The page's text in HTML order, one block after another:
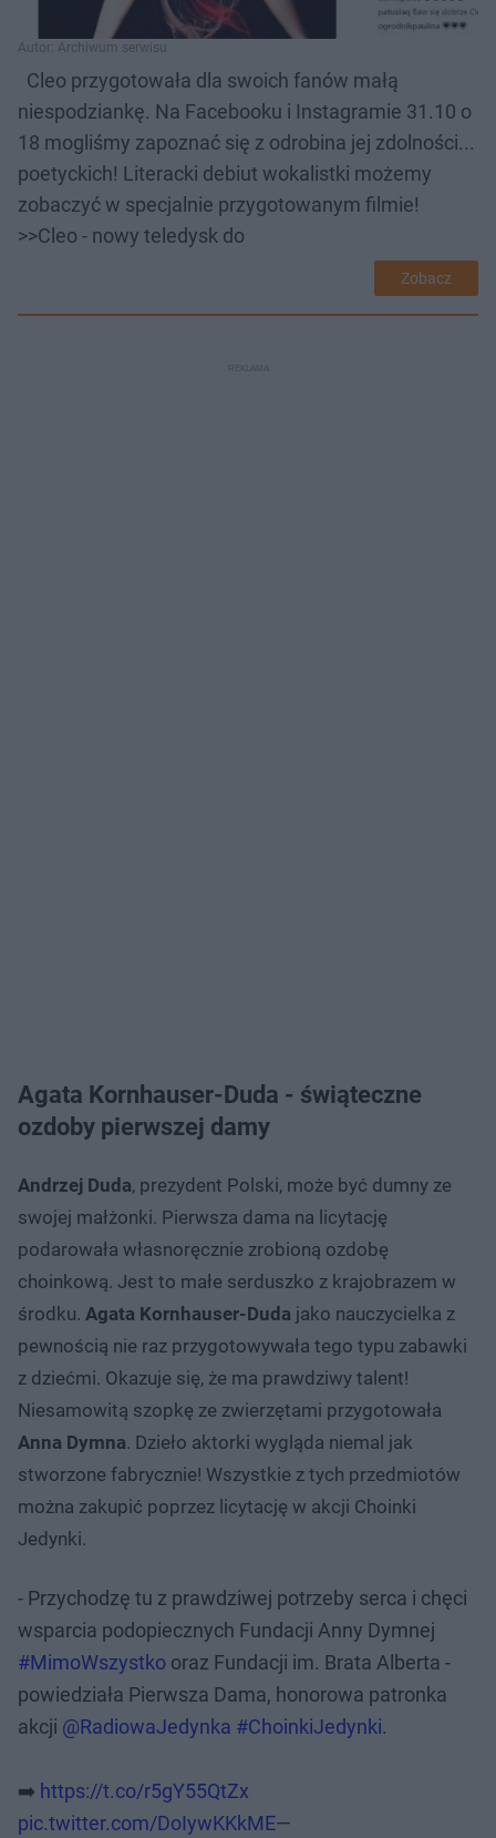
Autor: Archiwum serwisu
Cleo przygotowała dla swoich fanów małą
niespodziankę. Na Facebooku i Instagramie 31.10 o
18 mogliśmy zapoznać się z odrobina jej zdolności...
poetyckich! Literacki debiut wokalistki możemy
zobaczyć w specjalnie przygotowanym filmie!
>>Cleo - nowy teledysk do
Zobacz
Agata Kornhauser-Duda - świąteczne
ozdoby pierwszej damy
Andrzej Duda, prezydent Polski, może być dumny ze
swojej małżonki. Pierwsza dama na licytację
podarowała własnoręcznie zrobioną ozdobę
choinkową. Jest to małe serduszko z krajobrazem w
środku. Agata Kornhauser-Duda jako nauczycielka z
pewnością nie raz przygotowywała tego typu zabawki
z dziećmi. Okazuje się, że ma prawdziwy talent!
Niesamowitą szopkę ze zwierzętami przygotowała
Anna Dymna. Dzieło aktorki wygląda niemal jak
stworzone fabrycznie! Wszystkie z tych przedmiotów
można zakupić poprzez licytację w akcji Choinki
Jedynki.
- Przychodzę tu z prawdziwej potrzeby serca i chęci
wsparcia podopiecznych Fundacji Anny Dymnej
#MimoWszystko oraz Fundacji im. Brata Alberta -
powiedziała Pierwsza Dama, honorowa patronka
akcji @RadiowaJedynka #ChoinkiJedynki.
➡️ https://t.co/r5gY55QtZx
pic.twitter.com/DoIywKKkME—